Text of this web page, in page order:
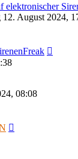
elektronischer
August 2024,
08:08